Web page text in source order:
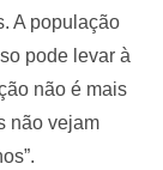
A população
pode levar à
não é mais
não vejam